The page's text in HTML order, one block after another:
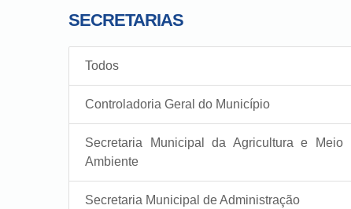
SECRETARIAS
Todos
Controladoria Geral do Município
Secretaria Municipal da Agricultura e Meio
Ambiente
Secretaria Municipal de Administração